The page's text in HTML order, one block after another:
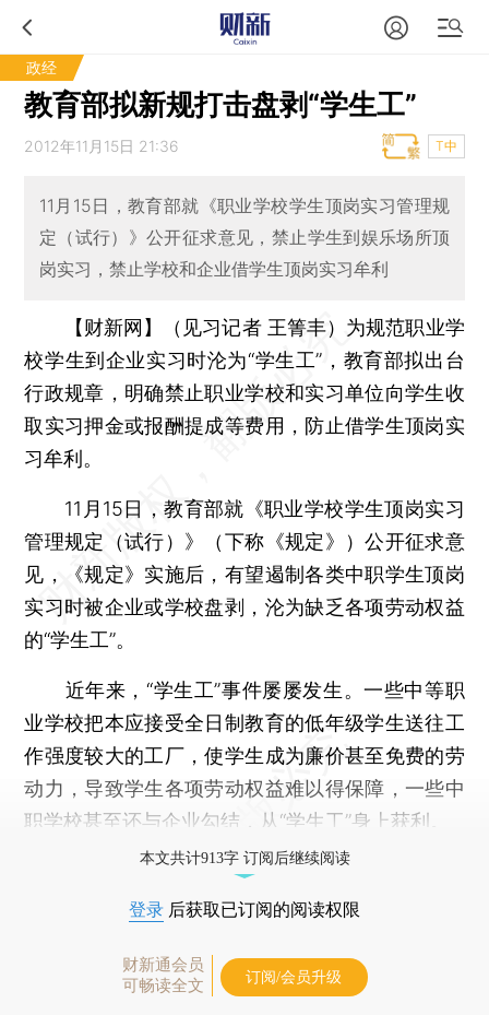
政经
教育部拟新规打击盘剥“学生工”
2012年11月15日 21:36 T中
11月15日，教育部就《职业学校学生顶岗实习管理规
定（试行）》公开征求意见，禁止学生到娱乐场所顶
岗实习，禁止学校和企业借学生顶岗实习牟利
【财新网】（见习记者 王箐丰） 为规范职业学
校学生到企业实习时沦为“学生工”，教育部拟出台
行政规章，明确禁止职业学校和实习单位向学生收
取实习押金或报酬提成等费用，防止借学生顶岗实
习牟利。
11月15日，教育部就《职业学校学生顶岗实习
管理规定（试行）》（下称《规定》）公开征求意
见，《规定》实施后，有望遏制各类中职学生顶岗
实习时被企业或学校盘剥，沦为缺乏各项劳动权益
的“学生工”。
近年来，“学生工”事件屡屡发生。一些中等职
业学校把本应接受全日制教育的低年级学生送往工
作强度较大的工厂，使学生成为廉价甚至免费的劳
动力，导致学生各项劳动权益难以得保障，一些中
职学校甚至还与企业勾结，从“学生工”身上获利。
本文共计913字 订阅后继续阅读
登录 后获取已订阅的阅读权限
财新通会员
可畅读全文
订阅/会员升级